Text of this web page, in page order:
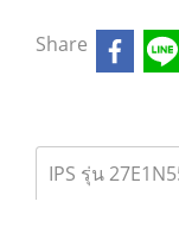
Share